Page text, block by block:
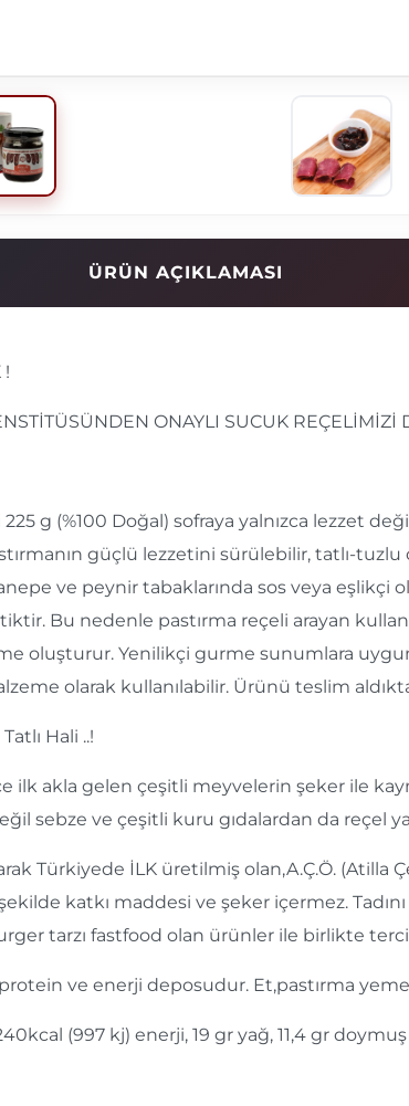
ÜRÜN AÇIKLAMASI
!
ONAYLI SUCUK REÇELİMİZİ
225 g (%100 Doğal) sofraya yalnızca lezzet
güçlü lezzetini sürülebilir, tatlı-
ve peynir tabaklarında sos veya eşlikçi
Bu nedenle pastırma reçeli arayan
oluşturur. Yenilikçi gurme sunumlara
olarak kullanılabilir. Ürünü teslim
Hali ..!
ilk akla gelen çeşitli meyvelerin şeker ile
sebze ve çeşitli kuru gıdalardan da reçel
Türkiyede İLK üretilmiş olan,A.Ç.Ö.
katkı maddesi ve şeker içermez.
tarzı fastfood olan ürünler ile birlikte
ve enerji deposudur. Et,pastırma
(997 kj) enerji, 19 gr yağ, 11,4 gr